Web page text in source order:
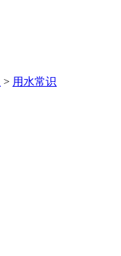
> 用水常识